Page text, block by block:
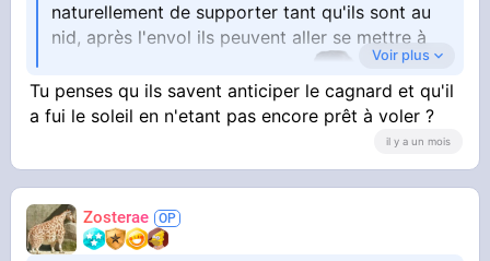
naturellement de supporter tant qu'ils sont au
nid, après l'envol ils peuvent aller se mettre à
l'ombre (arbres, greniers...)
Mais c'est vrai qu'avant le premier envol ça
pose question, ils doivent être sacrément
robustes
Voir plus
Tu penses qu ils savent anticiper le cagnard et qu'il
a fui le soleil en n'etant pas encore prêt à voler ?
il y a un mois
Zosterae